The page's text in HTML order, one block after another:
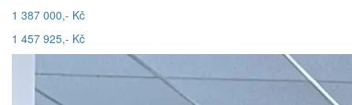
1 387 000,- Kč
1 457 925,- Kč